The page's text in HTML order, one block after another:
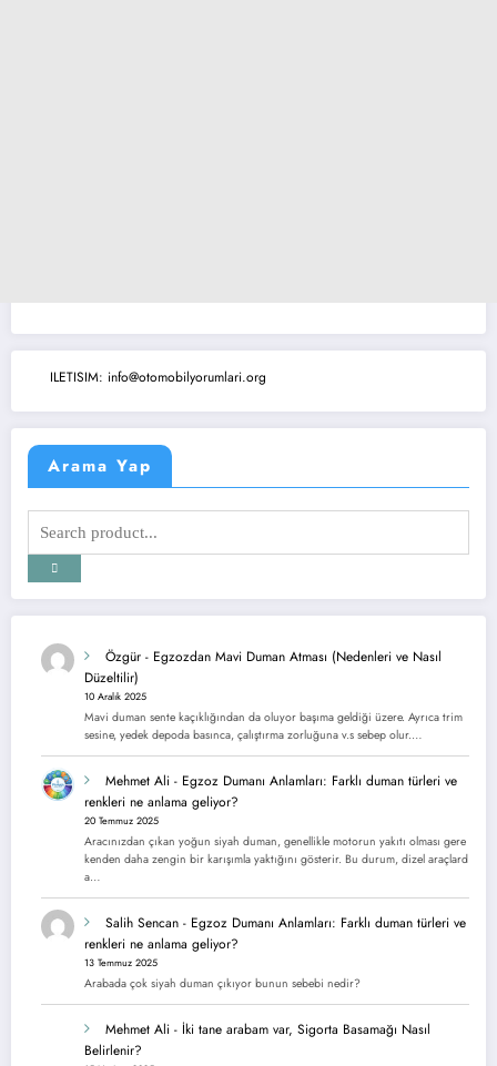
ILETISIM: info@otomobilyorumlari.org
Arama Yap
Özgür - Egzozdan Mavi Duman Atması (Nedenleri ve Nasıl
Düzeltilir)
10 Aralık 2025
Mavi duman sente kaçıklığından da oluyor başıma geldiği üzere. Ayrıca trim
sesine, yedek depoda basınca, çalıştırma zorluğuna v.s sebep olur.…
Mehmet Ali - Egzoz Dumanı Anlamları: Farklı duman türleri ve
renkleri ne anlama geliyor?
20 Temmuz 2025
Aracınızdan çıkan yoğun siyah duman, genellikle motorun yakıtı olması gere
kenden daha zengin bir karışımla yaktığını gösterir. Bu durum, dizel araçlard
a…
Salih Sencan - Egzoz Dumanı Anlamları: Farklı duman türleri ve
renkleri ne anlama geliyor?
13 Temmuz 2025
Arabada çok siyah duman çıkıyor bunun sebebi nedir?
Mehmet Ali - İki tane arabam var, Sigorta Basamağı Nasıl
Belirlenir?